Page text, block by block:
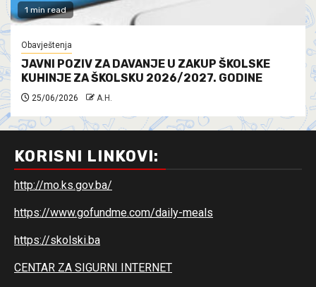
1 min read
Obavještenja
JAVNI POZIV ZA DAVANJE U ZAKUP ŠKOLSKE
KUHINJE ZA ŠKOLSKU 2026/2027. GODINE
25/06/2026 A.H.
KORISNI LINKOVI:
http://mo.ks.gov.ba/
https://www.gofundme.com/daily-meals
https://skolski.ba
CENTAR ZA SIGURNI INTERNET